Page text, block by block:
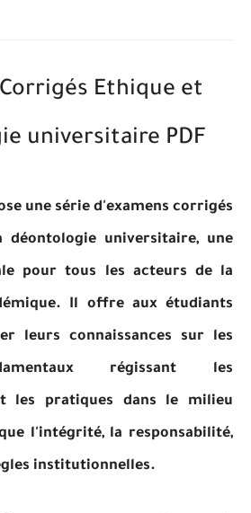
Ethique et
universitaire PDF
une série d'examens corrigés
universitaire, une
pour tous les acteurs de la
Il offre aux étudiants
leurs connaissances sur les
régissant les
les pratiques dans le milieu
l'intégrité, la responsabilité,
institutionnelles.